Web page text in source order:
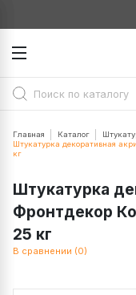
Главная Каталог
Штукатурка декоративная
кг
Штукатурка
Фронтдекор
25 кг
В сравнении (0)